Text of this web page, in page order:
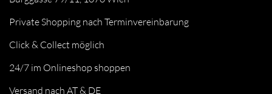
Private Shopping nach Terminvereinbarung
Click & Collect möglich
24/7 im Onlineshop shoppen
Versand nach AT & DE